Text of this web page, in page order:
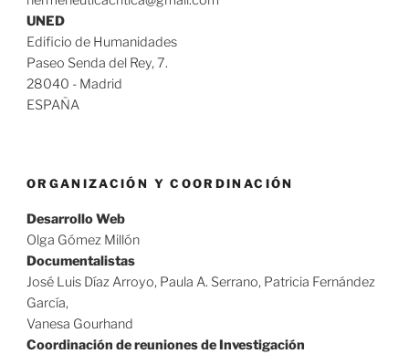
UNED
Edificio de Humanidades
Paseo Senda del Rey, 7.
28040 - Madrid
ESPAÑA
ORGANIZACIÓN Y COORDINACIÓN
Desarrollo Web
Olga Gómez Millón
Documentalistas
José Luis Díaz Arroyo, Paula A. Serrano, Patricia Fernández
García,
Vanesa Gourhand
Coordinación de reuniones de Investigación